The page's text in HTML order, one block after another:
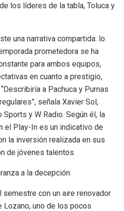
los líderes de la tabla, Toluca y
una narrativa compartida: lo
prometedora se ha
para ambos equipos,
en cuanto a prestigio,
a Pachuca y Pumas
señala Xavier Sol,
Sports y W Radio. Según él, la
el Play-In es un indicativo de
la inversión realizada en sus
de jóvenes talentos.
a la decepción
con un aire renovador
Lozano, uno de los pocos